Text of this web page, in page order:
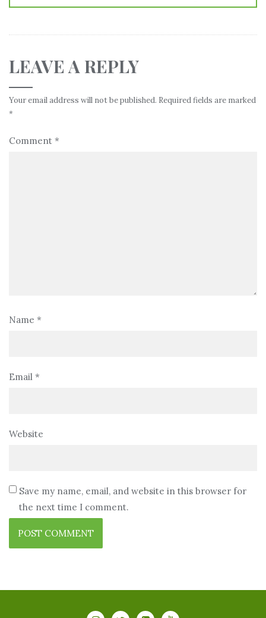
LEAVE A REPLY
Your email address will not be published. Required fields are marked
*
Comment *
Name *
Email *
Website
Save my name, email, and website in this browser for
the next time I comment.